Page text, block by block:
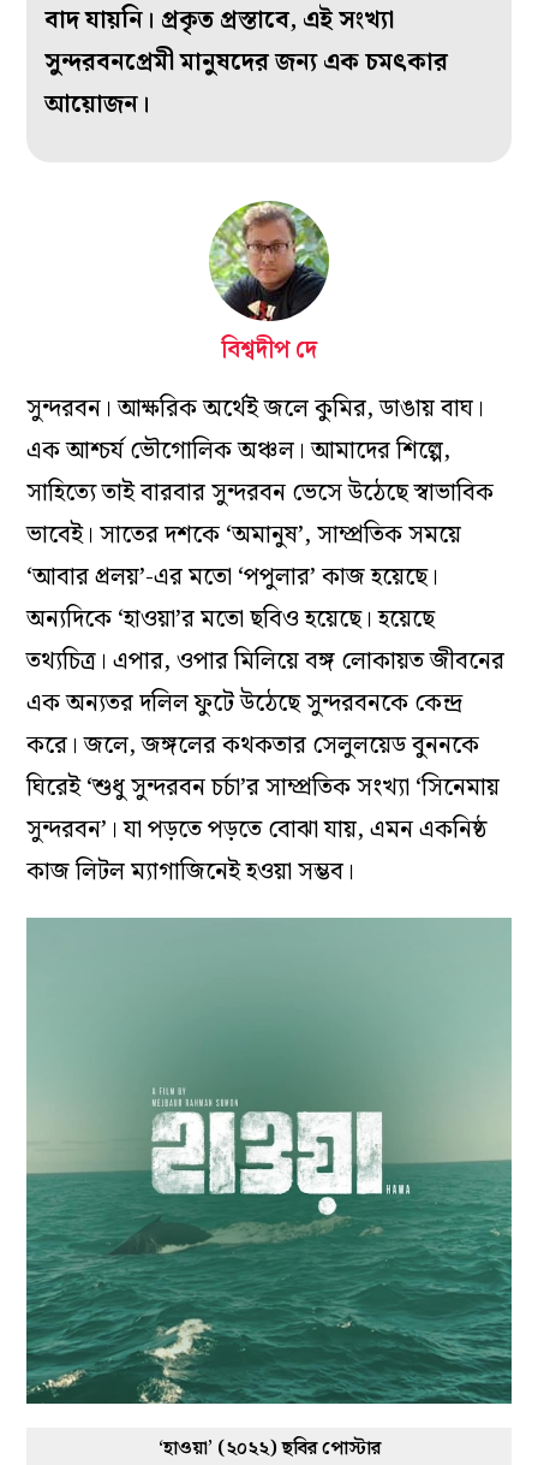
বাদ যায়নি। প্রকৃত প্রস্তাবে, এই সংখ্যা
সুন্দরবনপ্রেমী মানুষদের জন্য এক চমৎকার
আয়োজন।
বিশ্বদীপ দে
সুন্দরবন। আক্ষরিক অর্থেই জলে কুমির, ডাঙায় বাঘ।
এক আশ্চর্য ভৌগোলিক অঞ্চল। আমাদের শিল্পে,
সাহিত্যে তাই বারবার সুন্দরবন ভেসে উঠেছে স্বাভাবিক
ভাবেই। সাতের দশকে ‘অমানুষ’, সাম্প্রতিক সময়ে
‘আবার প্রলয়’-এর মতো ‘পপুলার’ কাজ হয়েছে।
অন্যদিকে ‘হাওয়া’র মতো ছবিও হয়েছে। হয়েছে
তথ্যচিত্র। এপার, ওপার মিলিয়ে বঙ্গ লোকায়ত জীবনের
এক অন্যতর দলিল ফুটে উঠেছে সুন্দরবনকে কেন্দ্র
করে। জলে, জঙ্গলের কথকতার সেলুলয়েড বুননকে
ঘিরেই ‘শুধু সুন্দরবন চর্চা’র সাম্প্রতিক সংখ্যা ‘সিনেমায়
সুন্দরবন’। যা পড়তে পড়তে বোঝা যায়, এমন একনিষ্ঠ
কাজ লিটল ম্যাগাজিনেই হওয়া সম্ভব।
‘হাওয়া’ (২০২২) ছবির পোস্টার